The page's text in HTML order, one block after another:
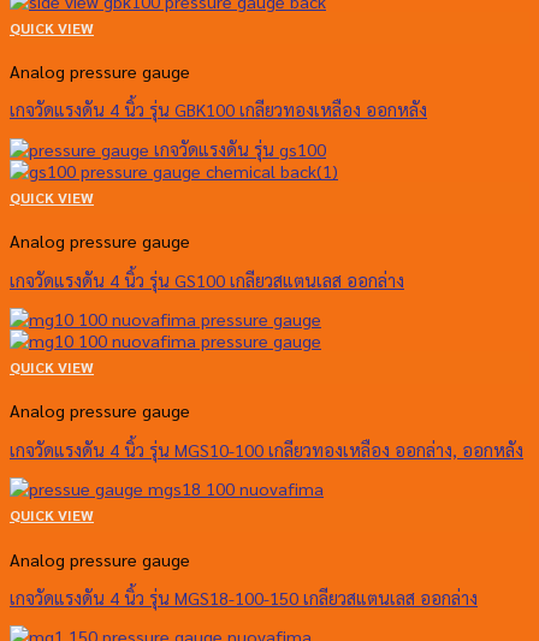
QUICK VIEW
Analog pressure gauge
เกจวัดแรงดัน 4 นิ้ว รุ่น GBK100 เกลียวทองเหลือง ออกหลัง
QUICK VIEW
Analog pressure gauge
เกจวัดแรงดัน 4 นิ้ว รุ่น GS100 เกลียวสแตนเลส ออกล่าง
QUICK VIEW
Analog pressure gauge
เกจวัดแรงดัน 4 นิ้ว รุ่น MGS10-100 เกลียวทองเหลือง ออกล่าง, ออกหลัง
QUICK VIEW
Analog pressure gauge
เกจวัดแรงดัน 4 นิ้ว รุ่น MGS18-100-150 เกลียวสแตนเลส ออกล่าง